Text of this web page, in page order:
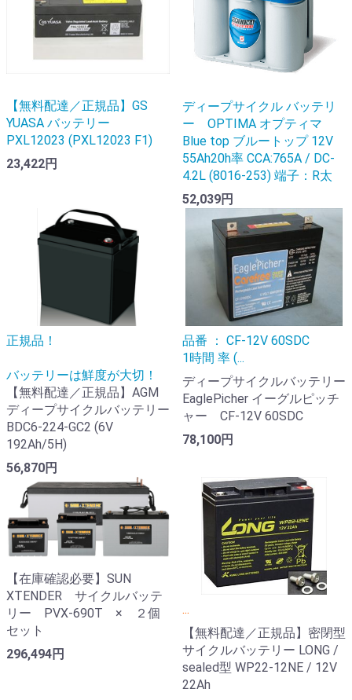
【無料配達／正規品】GS
YUASA バッテリー
PXL12023 (PXL12023 F1)
23,422円
ディープサイクル バッテリ
ー OPTIMA オプティマ
Blue top ブルートップ 12V
55Ah20h率 CCA:765A / DC-
4.2L (8016-253) 端子：R太
52,039円
正規品！
バッテリーは鮮度が大切！
【無料配達／正規品】AGM
ディープサイクルバッテリー
BDC6-224-GC2 (6V
192Ah/5H)
56,870円
品番 ： CF-12V 60SDC
1時間 率 (...
ディープサイクルバッテリー
EaglePicher イーグルピッチ
ャー CF-12V 60SDC
78,100円
【在庫確認必要】SUN
XTENDER サイクルバッテ
リー PVX-690T × ２個
セット
296,494円
...
【無料配達／正規品】密閉型
サイクルバッテリー LONG /
sealed型 WP22-12NE / 12V
22Ah